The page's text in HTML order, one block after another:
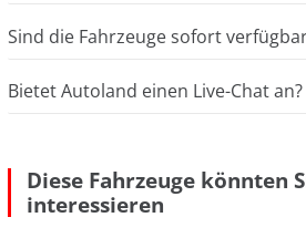
Sind die Fahrzeuge sofort
Bietet Autoland einen Live-Chat an?
Diese Fahrzeuge könnten
interessieren